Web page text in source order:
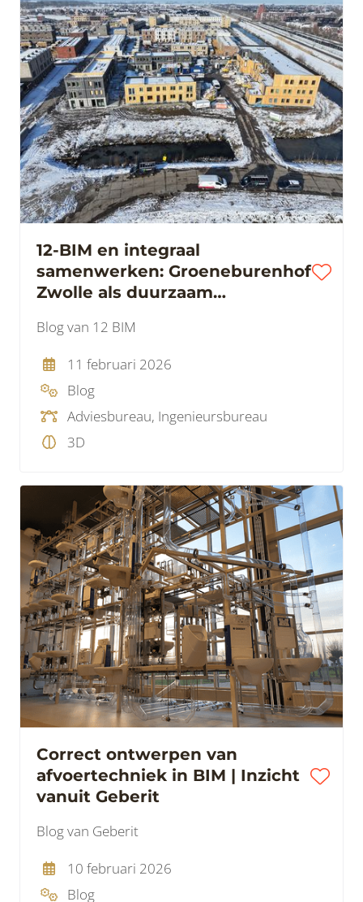
12-BIM en integraal
samenwerken: Groeneburenhof
Zwolle als duurzaam
Blog van 12 BIM
11 februari 2026
Blog
Adviesbureau, Ingenieursbureau
3D
Correct ontwerpen van
afvoertechniek in BIM | Inzicht
vanuit Geberit
Blog van Geberit
10 februari 2026
Blog